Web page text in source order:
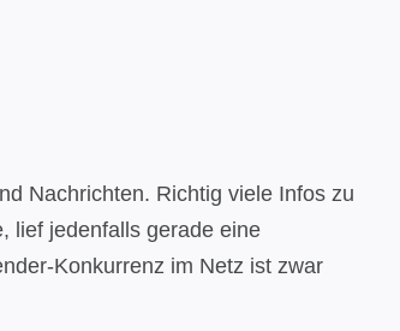
Nachrichten. Richtig viele Infos zu
lief jedenfalls gerade eine
Konkurrenz im Netz ist zwar